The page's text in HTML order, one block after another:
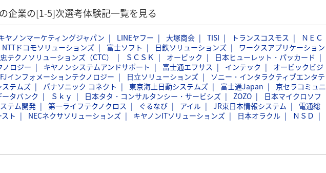
企業の[1-5]次選考体験記一覧を見る
ヤノンマーケティングジャパン LINEヤフー 大塚商会 TISI トランスコスモス
ＮＥＣ
NTTドコモソリューションズ 富士ソフト 日鉄ソリューションズ
ワークスアプリケーション
テクノソリューションズ（CTC） ＳＣＳＫ オービック
日本ヒューレット・パッカード
ノロジー キヤノンシステムアンドサポート 富士通エフサス インテック
オービックビジ
インフォメーションテクノロジー 日立ソリューションズ
ソニー・インタラクティブエンタテ
ステムズ パナソニック コネクト 東京海上日動システムズ 富士通Japan
京セラコミュニ
ータバンク Ｓｋｙ 日本タタ・コンサルタンシー・サービシズ ZOZO
日本マイクロソフ
テム開発 第一ライフテクノクロス ぐるなび アイル JR東日本情報システム
電通総
ト NECネクサソリューションズ キヤノンITソリューションズ 日本オラクル
ＮＳＤ